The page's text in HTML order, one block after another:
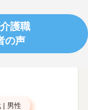
護職
の声
| 男性